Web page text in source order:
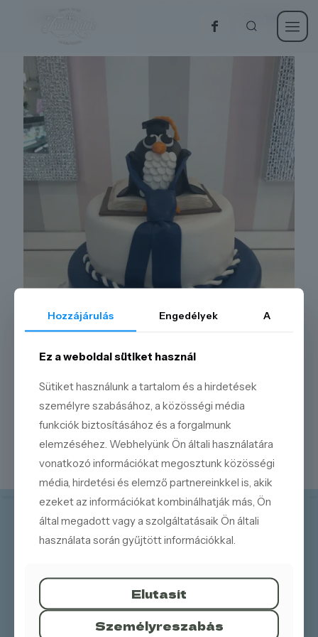
Categories Show all
Ballagásra
Elérhetőségeink
Hozzájárulás Engedélyek A
Ez a weboldal sütiket használ
Sütiket használunk a tartalom és a hirdetések
személyre szabásához, a közösségi média
funkciók biztosításához és a forgalmunk
elemzéséhez. Webhelyünk Ön általi használatára
vonatkozó információkat megosztunk közösségi
média, hirdetési és elemző partnereinkkel is, akik
ezeket az információkat kombinálhatják más, Ön
által megadott vagy a szolgáltatásaik Ön általi
használata során gyűjtött információkkal.
Elutasít
Személyreszabás